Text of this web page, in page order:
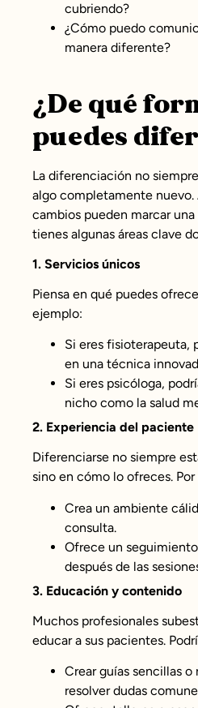
cubriendo?
¿Cómo puedo
manera diferente?
¿De qué
puedes
La diferenciación no
algo completamente nuevo.
cambios pueden marcar
tienes algunas áreas clave
1. Servicios únicos
Piensa en qué puedes
ejemplo:
Si eres fisioterapeuta,
en una técnica
Si eres psicóloga,
nicho como la salud
2. Experiencia del paciente
Diferenciarse no siempre
sino en cómo lo ofreces.
Crea un ambiente
consulta.
Ofrece un
después de las
3. Educación y contenido
Muchos profesionales
educar a sus pacientes.
Crear guías sencillas
resolver dudas